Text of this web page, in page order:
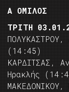
Α ΟΜΙΛΟΣ
ΤΡΙΤΗ
ΠΟΛΥΚΑΣΤΡΟΥ,
(14:45)
ΚΑΡΔΙΤΣΑΣ,
Ηρακλής